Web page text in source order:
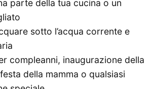
parte della tua cucina o un
sotto l’acqua corrente e
compleanni, inaugurazione della
della mamma o qualsiasi